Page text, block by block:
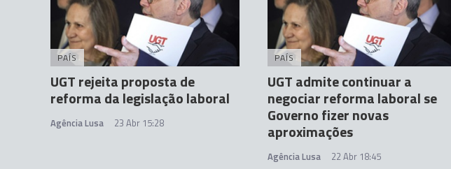
PAÍS
UGT rejeita proposta de
reforma da legislação laboral
Agência Lusa 23 Abr 15:28
PAÍS
UGT admite continuar a
negociar reforma laboral se
Governo fizer novas
aproximações
Agência Lusa 22 Abr 18:45